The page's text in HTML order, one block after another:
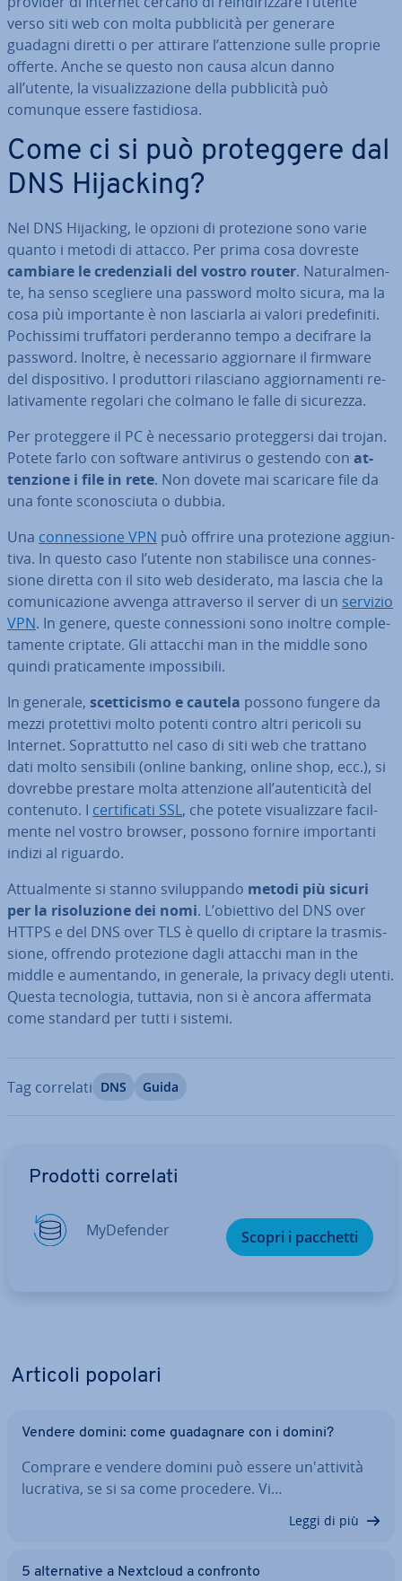
verso siti web con molta pub­bli­ci­tà per generare
guadagni diretti o per attirare l’at­ten­zio­ne sulle proprie
offerte. Anche se questo non causa alcun danno
all’utente, la vi­sua­liz­za­zio­ne della pub­bli­ci­tà può
comunque essere fa­sti­dio­sa.
Come ci si può pro­teg­ge­re dal
DNS Hijacking?
Nel DNS Hijacking, le opzioni di pro­te­zio­ne sono varie
quanto i metodi di attacco. Per prima cosa dovreste
cambiare le cre­den­zia­li del vostro router. Na­tu­ral­men­
te, ha senso scegliere una password molto sicura, ma la
cosa più im­por­tan­te è non lasciarla ai valori pre­de­fi­ni­ti.
Po­chis­si­mi truf­fa­to­ri per­de­ran­no tempo a decifrare la
password. Inoltre, è ne­ces­sa­rio ag­gior­na­re il firmware
del di­spo­si­ti­vo. I pro­dut­to­ri ri­la­scia­no ag­gior­na­men­ti re­
la­ti­va­men­te regolari che colmano le falle di sicurezza.
Per pro­teg­ge­re il PC è ne­ces­sa­rio pro­teg­ger­si dai trojan.
Potete farlo con software antivirus o gestendo con at­
ten­zio­ne i file in rete. Non dovete mai scaricare file da
una fonte sco­no­sciu­ta o dubbia.
Una con­nes­sio­ne VPN può offrire una pro­te­zio­ne ag­giun­
ti­va. In questo caso l’utente non sta­bi­li­sce una con­nes­
sio­ne diretta con il sito web de­si­de­ra­to, ma lascia che la
co­mu­ni­ca­zio­ne avvenga at­tra­ver­so il server di un servizio
VPN. In genere, queste con­nes­sio­ni sono inoltre com­ple­
ta­men­te criptate. Gli attacchi man in the middle sono
quindi pra­ti­ca­men­te im­pos­si­bi­li.
In generale, scet­ti­ci­smo e cautela possono fungere da
mezzi pro­tet­ti­vi molto potenti contro altri pericoli su
Internet. So­prat­tut­to nel caso di siti web che trattano
dati molto sensibili (online banking, online shop, ecc.), si
dovrebbe prestare molta at­ten­zio­ne all’au­ten­ti­ci­tà del
contenuto. I cer­ti­fi­ca­ti SSL, che potete vi­sua­liz­za­re fa­cil­
men­te nel vostro browser, possono fornire im­por­tan­ti
indizi al riguardo.
At­tual­men­te si stanno svi­lup­pan­do metodi più sicuri
per la ri­so­lu­zio­ne dei nomi. L’obiettivo del DNS over
HTTPS e del DNS over TLS è quello di criptare la tra­smis­
sio­ne, offrendo pro­te­zio­ne dagli attacchi man in the
middle e au­men­tan­do, in generale, la privacy degli utenti.
Questa tec­no­lo­gia, tuttavia, non si è ancora affermata
come standard per tutti i sistemi.
Tag correlati DNS Guida
Prodotti correlati
My­De­fen­der Scopri i pacchetti
Articoli popolari
Vendere domini: come gua­da­gna­re con i domini?
Comprare e vendere domini può essere un'at­ti­vi­tà
lucrativa, se si sa come procedere. Vi…
Leggi di più
5 al­ter­na­ti­ve a Nextcloud a confronto